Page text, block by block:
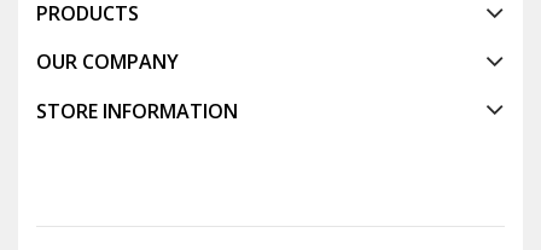
PRODUCTS
OUR COMPANY
STORE INFORMATION